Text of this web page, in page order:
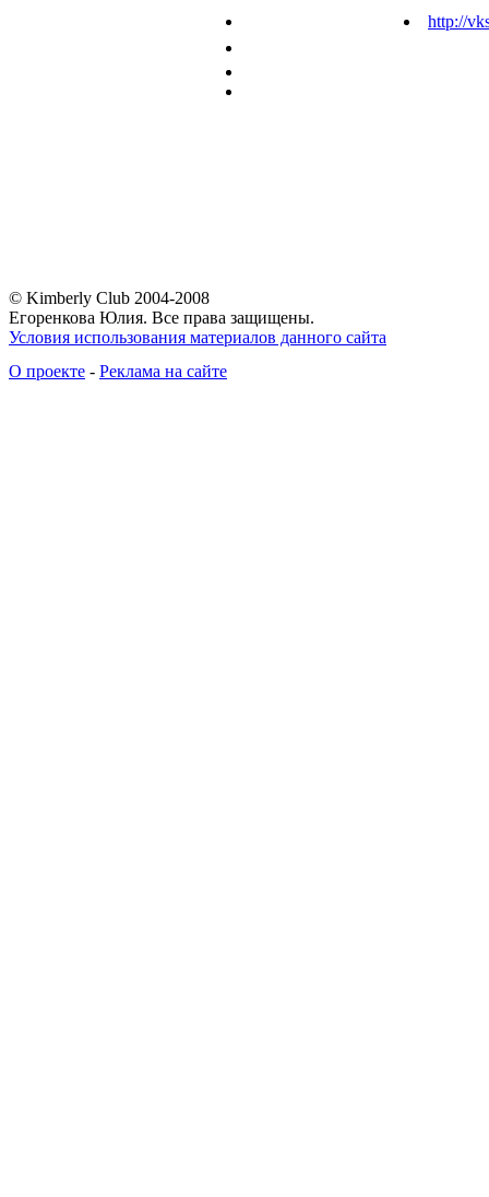
http://
© Kimberly Club 2004-2008
Егоренкова Юлия. Все права защищены.
Условия использования материалов данного сайта
О проекте - Реклама на сайте